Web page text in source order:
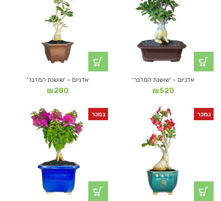
אדניום – 'שושנת המדבר'
₪520
אדניום – 'שושנת המדבר'
₪280
נמכר נמכר